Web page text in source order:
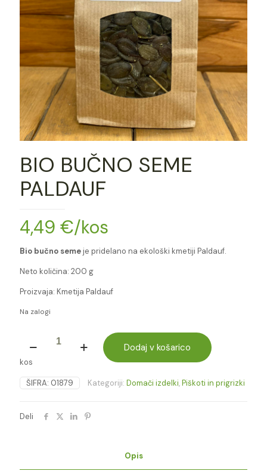
BIO BUČNO SEME
PALDAUF
4,49 €/kos
Bio bučno semeje pridelano na ekološki kmetiji Paldauf.
Neto količina: 200 g
Proizvaja: Kmetija Paldauf
Na zalogi
PALDAUF
količina
kos
Dodaj v košarico
ŠIFRA: 01879 Kategoriji: Domači izdelki,Piškoti in prigrizki
Deli
Opis